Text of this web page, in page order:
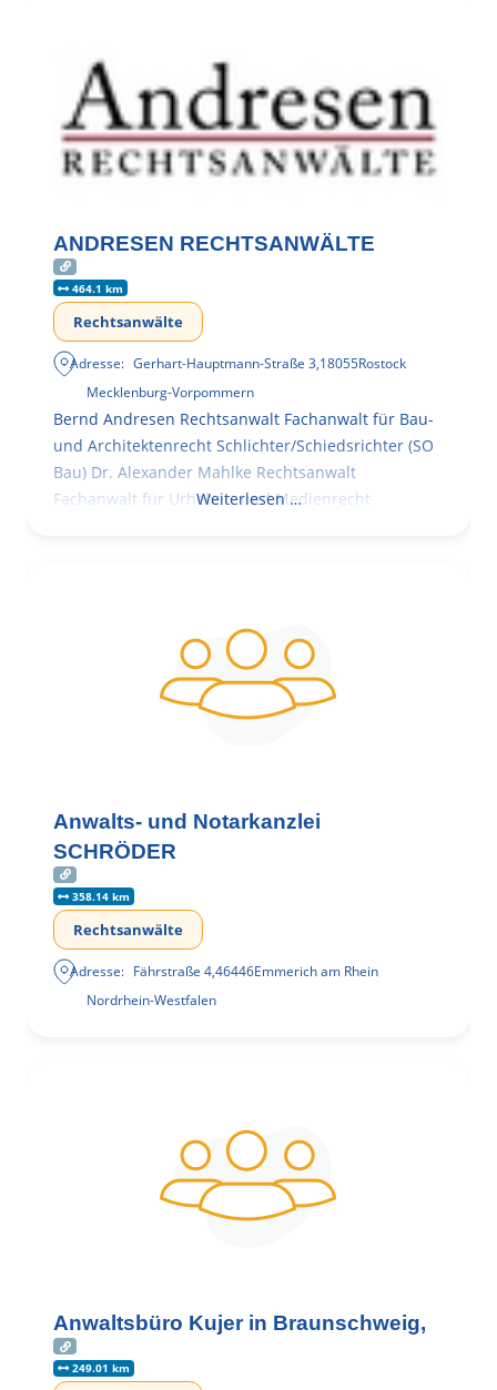
ANDRESEN RECHTSANWÄLTE
464.1 km
Rechtsanwälte
Adresse: Gerhart-Hauptmann-Straße 3,18055Rostock
Mecklenburg-Vorpommern
Bernd Andresen Rechtsanwalt Fachanwalt für Bau-
und Architektenrecht Schlichter/Schiedsrichter (SO
Bau) Dr. Alexander Mahlke Rechtsanwalt
Fachanwalt für Urheber- und Medienrecht
Weiterlesen …
Anwalts- und Notarkanzlei
SCHRÖDER
358.14 km
Rechtsanwälte
Adresse: Fährstraße 4,46446Emmerich am Rhein
Nordrhein-Westfalen
Anwaltsbüro Kujer in Braunschweig,
249.01 km